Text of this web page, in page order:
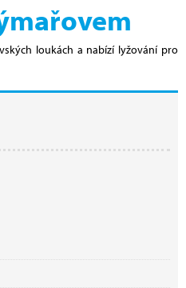
loukách a nabízí lyžování pro